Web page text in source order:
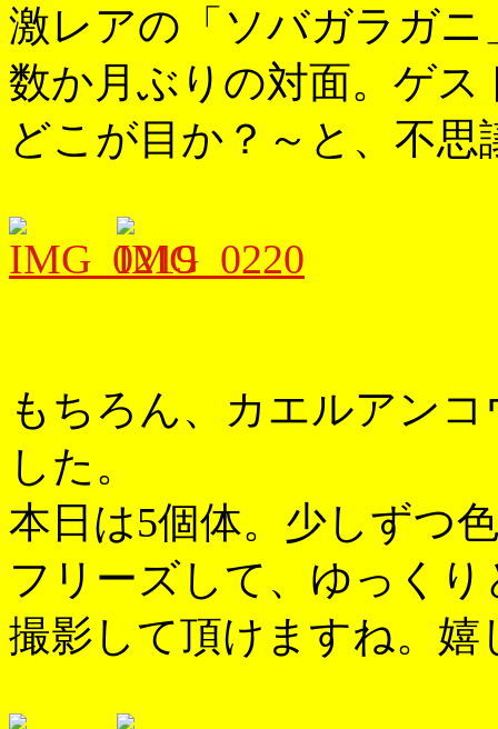
激レアの「ソバガラガ
数か月ぶりの対面。ゲ
どこが目か？～と、不
もちろん、カエルアン
した。
本日は5個体。少しずつ
フリーズして、ゆっくり
撮影して頂けますね。